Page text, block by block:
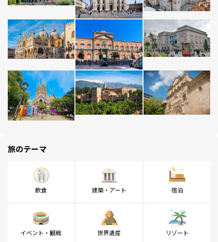
旅のテーマ
飲食 建築・アート 宿泊
イベント・観戦 世界遺産 リゾート